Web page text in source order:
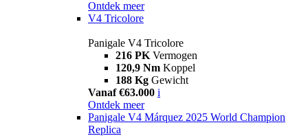
Ontdek meer
V4 Tricolore
Panigale V4 Tricolore
216 PK Vermogen
120,9 Nm Koppel
188 Kg Gewicht
Vanaf €63.000 i
Ontdek meer
Panigale V4 Márquez 2025 World Champion
Replica